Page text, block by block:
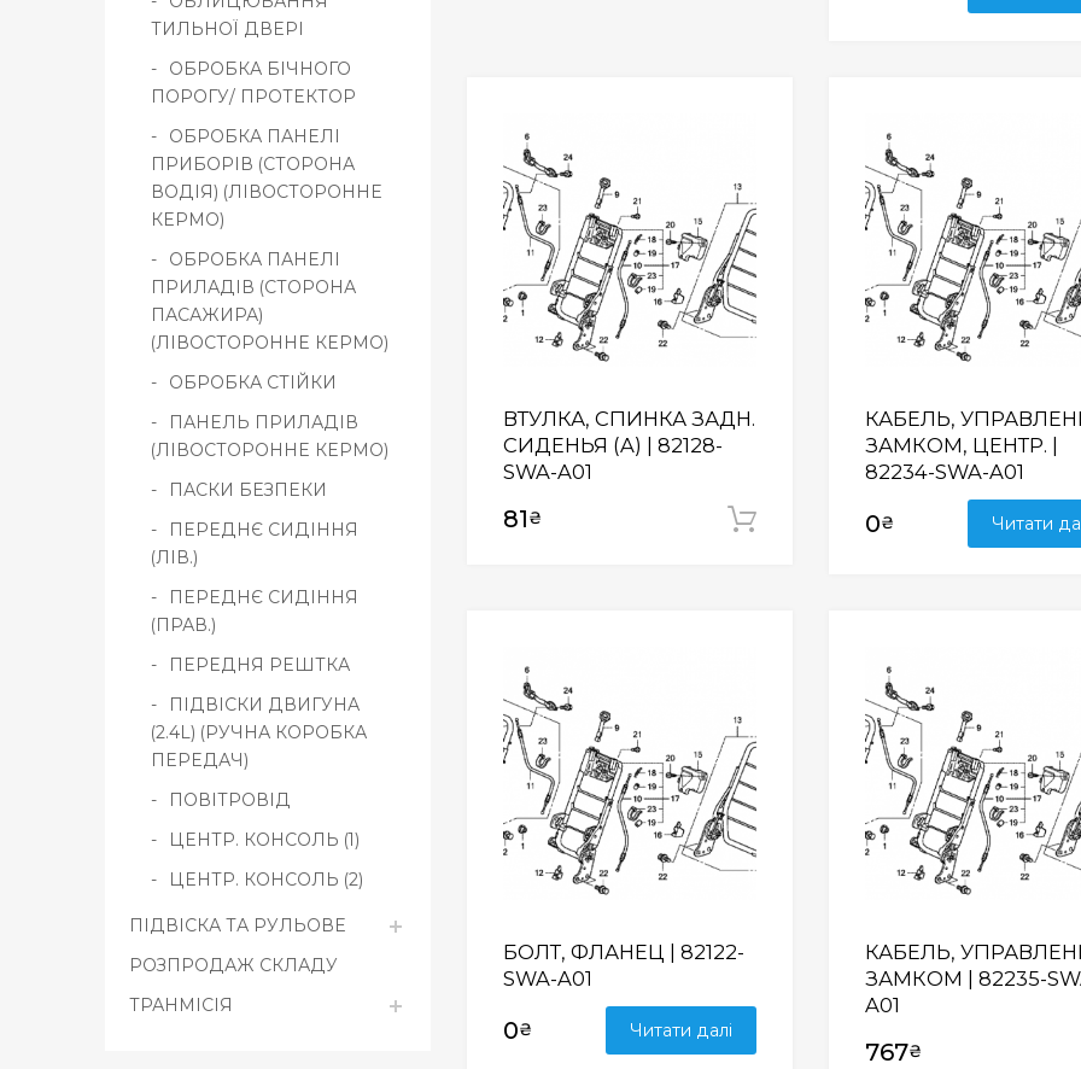
ВТУЛКА, СПИНКА ЗАДН.
СИДЕНЬЯ (A) | 82128-
SWA-A01
81₴ Додати у кошик
КАБЕЛЬ,
ЗАМКОМ, ЦЕНТР. |
82234-SWA-A01
0₴ Читати
БОЛТ, ФЛАНЕЦ | 82122-
SWA-A01
0₴ Читати далі
КАБЕЛЬ,
ЗАМКОМ | 82235-
A01
767₴
ТИЛЬНОЇ ДВЕРІ
ОБРОБКА БІЧНОГО
ПОРОГУ/ ПРОТЕКТОР
ОБРОБКА ПАНЕЛІ
ПРИБОРІВ (СТОРОНА
ВОДІЯ) (ЛІВОСТОРОННЕ
КЕРМО)
ОБРОБКА ПАНЕЛІ
ПРИЛАДІВ (СТОРОНА
ПАСАЖИРА)
(ЛІВОСТОРОННЕ КЕРМО)
ОБРОБКА СТІЙКИ
ПАНЕЛЬ ПРИЛАДІВ
(ЛІВОСТОРОННЕ КЕРМО)
ПАСКИ БЕЗПЕКИ
ПЕРЕДНЄ СИДІННЯ
(ЛІВ.)
ПЕРЕДНЄ СИДІННЯ
(ПРАВ.)
ПЕРЕДНЯ РЕШТКА
ПІДВІСКИ ДВИГУНА
(2.4L) (РУЧНА КОРОБКА
ПЕРЕДАЧ)
ПОВІТРОВІД
ЦЕНТР. КОНСОЛЬ (1)
ЦЕНТР. КОНСОЛЬ (2)
ПІДВІСКА ТА РУЛЬОВЕ
РОЗПРОДАЖ СКЛАДУ
ТРАНМІСІЯ